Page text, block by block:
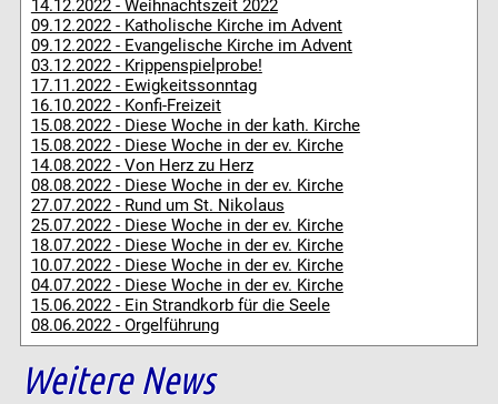
14.12.2022 - Weihnachtszeit 2022
09.12.2022 - Katholische Kirche im Advent
09.12.2022 - Evangelische Kirche im Advent
03.12.2022 - Krippenspielprobe!
17.11.2022 - Ewigkeitssonntag
16.10.2022 - Konfi-Freizeit
15.08.2022 - Diese Woche in der kath. Kirche
15.08.2022 - Diese Woche in der ev. Kirche
14.08.2022 - Von Herz zu Herz
08.08.2022 - Diese Woche in der ev. Kirche
27.07.2022 - Rund um St. Nikolaus
25.07.2022 - Diese Woche in der ev. Kirche
18.07.2022 - Diese Woche in der ev. Kirche
10.07.2022 - Diese Woche in der ev. Kirche
04.07.2022 - Diese Woche in der ev. Kirche
15.06.2022 - Ein Strandkorb für die Seele
08.06.2022 - Orgelführung
Weitere News